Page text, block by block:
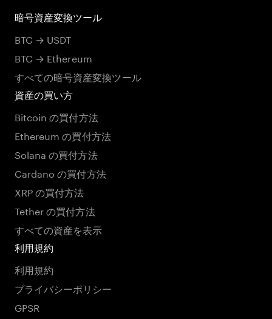
暗号資産変換ツール
BTC → USDT
BTC → Ethereum
すべての暗号資産変換ツール
資産の買い方
Bitcoin の買付方法
Ethereum の買付方法
Solana の買付方法
Cardano の買付方法
XRP の買付方法
Tether の買付方法
すべての資産を表示
利用規約
利用規約
プライバシーポリシー
GPSR